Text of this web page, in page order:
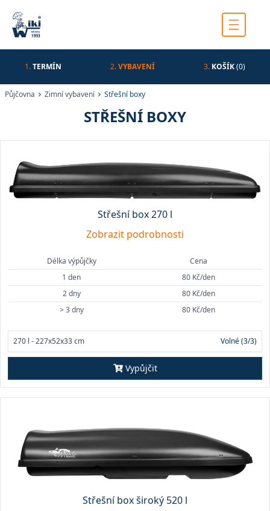
1.TERMÍN 2.VYBAVENÍ 3. KOŠÍK(0)
Půjčovna Zimní vybavení Střešní boxy
STŘEŠNÍ BOXY
Střešní box 270 l
Zobrazit podrobnosti
Délka výpůjčky
1 den
2 dny
> 3 dny
Cena
80 Kč/den
80 Kč/den
80 Kč/den
270 l - 227x52x33 cm Volné (3/3)
Vypůjčit
Střešní box široký 520 l